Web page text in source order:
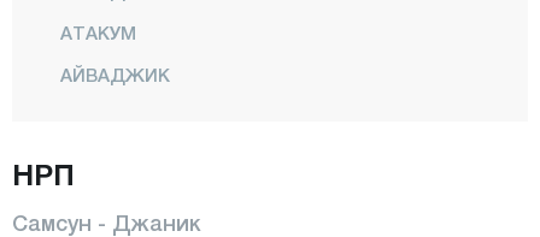
АТАКУМ
АЙВАДЖИК
ДЖАНИК
ЧАРШАМБА
НРП
Самсун - Джаник